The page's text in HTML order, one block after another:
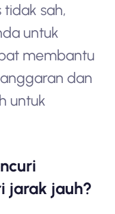
sah,
untuk
membantu
dan
untuk
jarak jauh?